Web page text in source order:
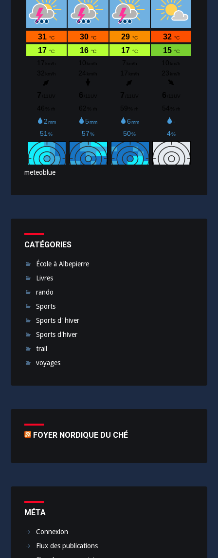
meteoblue
CATÉGORIES
École à Albepierre
Livres
rando
Sports
Sports d' hiver
Sports d'hiver
trail
voyages
FOYER NORDIQUE DU CHÉ
MÉTA
Connexion
Flux des publications